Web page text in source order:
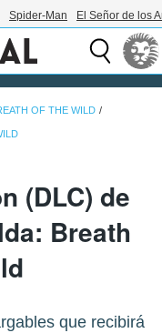
Spider-Man El Señor de los
OF THE WILD
(DLC) de
Breath
que recibirá